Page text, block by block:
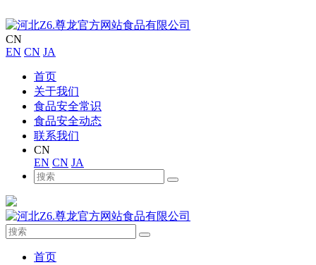
CN
EN CN JA
首页
关于我们
食品安全常识
食品安全动态
联系我们
CN
EN CN JA
首页